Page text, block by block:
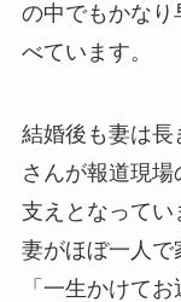
の中でもかなり
べています。
結婚後も妻は長
さんが報道現
支えとなってい
妻がほぼ一人で
「一生かけて